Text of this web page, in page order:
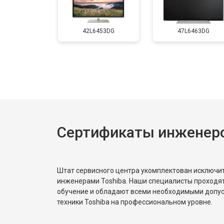
Замена матрицы
42L6453DG 47L6463DG
Сертификаты
Штат сервисного центра укомплектован
инженерами Toshiba. Наши специалисты
обучение и обладают всеми необходимыми
техники Toshiba на профессиональном уровне.